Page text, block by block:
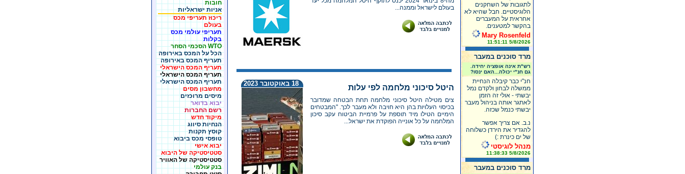
לתגובות של השחקנים
הלוגיסטיים. חבל שהיא לא
אחראית על המעברים
בהקשר למטענים.
Mary Rosenfeld
5/8/2026 11:51:11
מרד סוכנים במעבר
רש"ת אינה אופציה יחידה.
גם חנ"י יכולה...האם ינסו?
חנ"י כבר קיבלה הנחיית
ממשלה לבחון ולקדם נמל
יבשתי - אולי זה הזמן
לאתגר אותה בניהול מעבר
יבשתי כנמל שכזה.
נ.ב. אם צריך אפשר
להגדיר את הירדן כשלוחה
של ים כינרת :)
מנהל לוגיסטי
5/8/2026 11:38:33
מרד סוכנים במעבר
בעולם לישראל וממנה...
היטל סיכוני מלחמה לפי עלות 18 באוקטובר 2023
צים מטילה היטל סיכוני מלחמה תחת הבטחה שמדובר
בכיסוי העלויות בהן היא חויבה ולא מעבר לכך. "המבטחים
הימיים הטילו מיד תוספת על פרמיית הביטוח עקב סיכון
המלחמה על כל אונייה הפוקדת את ישראל...
חובות
אניות ישראליות
ריכוז תעריפי מכס
בעולם
תעריפי עולמי מכס
בקלות
WTO הסכמי הסחר
הכל על המכס באירופה
תעריף המכס באירופה
תעריף המכס הישראלי
תעריף המכס הישראלי
תעריף המכס הישראלי
מחשבון מסים
מיסים מרוכזים
יבוא בדואר
רשם החברות
מיקוד חדש
הנחיות סיווג
קוסץ תקנות
טופסי מכס ביבוא
יבוא אישי
סטטיסטיקה של היבוא
סטטיסטיקה של האוויר
בנק עולמי